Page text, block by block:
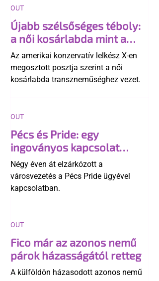
Újabb szélsőséges téboly:
a női kosárlabda mint a
"transzneműség kapuja"
Az amerikai konzervatív lelkész X-en
megosztott posztja szerint a női
kosárlabda transzneműséghez vezet.
OUT
Pécs és Pride: egy
ingoványos kapcsolat
története
Négy éven át elzárkózott a
városvezetés a Pécs Pride ügyével
kapcsolatban.
OUT
Fico már az azonos nemű
párok házasságától retteg
A külföldön házasodott azonos nemű
OUT